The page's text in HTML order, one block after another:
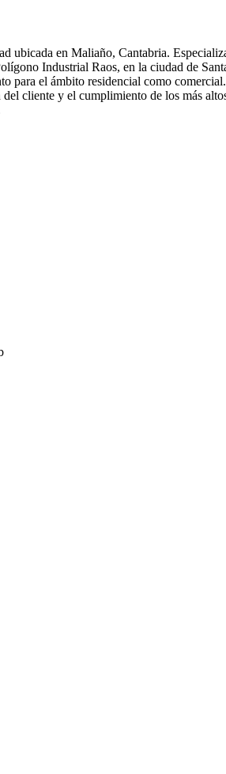
ubicada en Maliaño, Cantabria.
Industrial Raos, en la ciudad de
para el ámbito residencial como
cliente y el cumplimiento de los más